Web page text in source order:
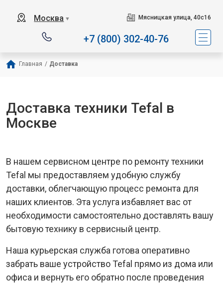
Москва ▼ Мясницкая улица, 40с16
+7 (800) 302-40-76
Главная / Доставка
Доставка техники Tefal в
Москве
В нашем сервисном центре по ремонту техники
Tefal мы предоставляем удобную службу
доставки, облегчающую процесс ремонта для
наших клиентов. Эта услуга избавляет вас от
необходимости самостоятельно доставлять вашу
бытовую технику в сервисный центр.
Наша курьерская служба готова оперативно
забрать ваше устройство Tefal прямо из дома или
офиса и вернуть его обратно после проведения